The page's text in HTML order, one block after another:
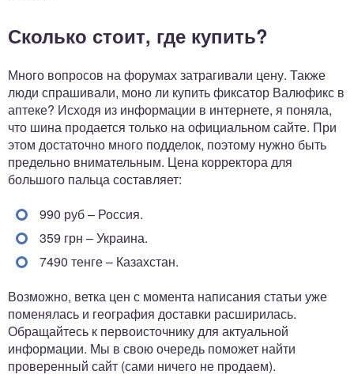
Сколько стоит, где купить?
Много вопросов на форумах затрагивали цену. Также
люди спрашивали, моно ли купить фиксатор Валюфикс в
аптеке? Исходя из информации в интернете, я поняла,
что шина продается только на официальном сайте. При
этом достаточно много подделок, поэтому нужно быть
предельно внимательным. Цена корректора для
большого пальца составляет:
990 руб – Россия.
359 грн – Украина.
7490 тенге – Казахстан.
Возможно, ветка цен с момента написания статьи уже
поменялась и география доставки расширилась.
Обращайтесь к первоисточнику для актуальной
информации. Мы в свою очередь поможет найти
проверенный сайт (сами ничего не продаем).